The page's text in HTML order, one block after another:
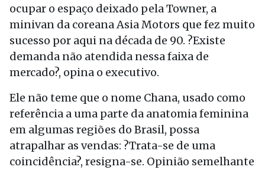
ocupar o espaço deixado pela Towner, a
minivan da coreana Asia Motors que fez muito
sucesso por aqui na década de 90. ?Existe
demanda não atendida nessa faixa de
mercado?, opina o executivo.
Ele não teme que o nome Chana, usado como
referência a uma parte da anatomia feminina
em algumas regiões do Brasil, possa
atrapalhar as vendas: ?Trata-se de uma
coincidência?, resigna-se. Opinião semelhante